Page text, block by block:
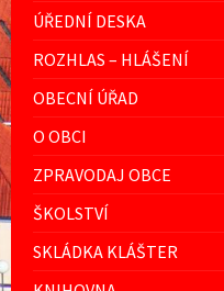
ÚŘEDNÍ DESKA
ROZHLAS – HLÁŠENÍ
OBECNÍ ÚŘAD
O OBCI
ZPRAVODAJ OBCE
ŠKOLSTVÍ
SKLÁDKA KLÁŠTER